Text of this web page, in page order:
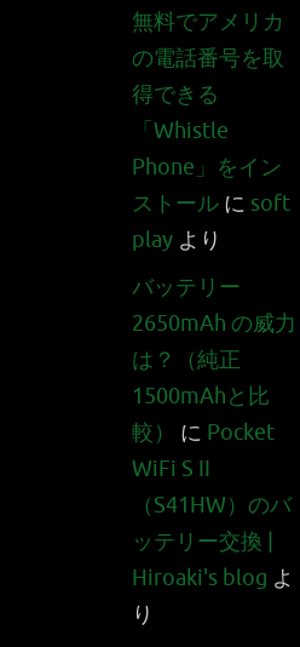
無料でアメリカ
の電話番号を取
得できる
「Whistle
Phone」をイン
ストール に soft
play より
バッテリー
2650mAh の威力
は？（純正
1500mAhと比
較）
に Pocket
WiFi S II
（S41HW）のバ
ッテリー交換 |
Hiroaki's blog よ
り